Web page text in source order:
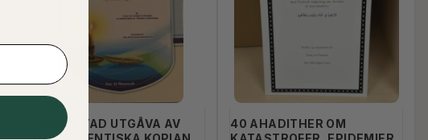
FÖRKORTAD UTGÅVA AV
40 AHADITHER OM